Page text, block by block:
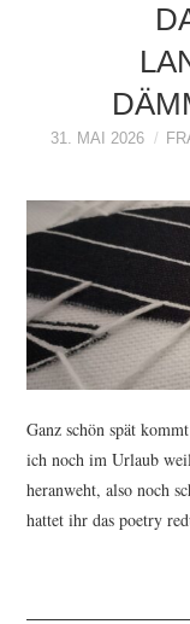
31. MAI 2026
Ganz schön spät
ich noch im Urlaub
heranweht, also noch
hattet ihr das poetry